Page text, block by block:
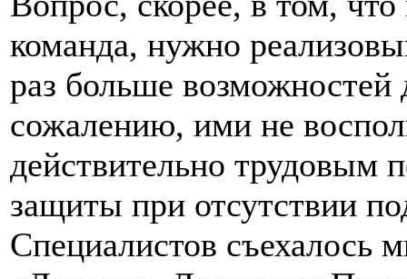
команда, нужно
раз больше возможностей
сожалению, ими не
действительно трудовым
защиты при отсутствии
Специалистов съехалось